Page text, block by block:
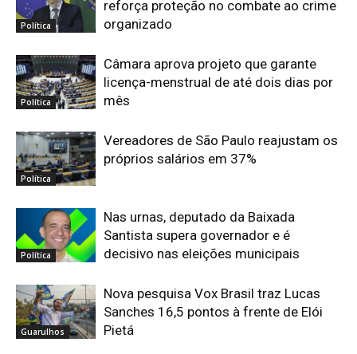
Política
reforça proteção no combate ao crime
organizado
Política
Câmara aprova projeto que garante
licença-menstrual de até dois dias por
mês
Política
Vereadores de São Paulo reajustam os
próprios salários em 37%
Política
Nas urnas, deputado da Baixada
Santista supera governador e é
decisivo nas eleições municipais
Guarulhos
Nova pesquisa Vox Brasil traz Lucas
Sanches 16,5 pontos à frente de Elói
Pietá